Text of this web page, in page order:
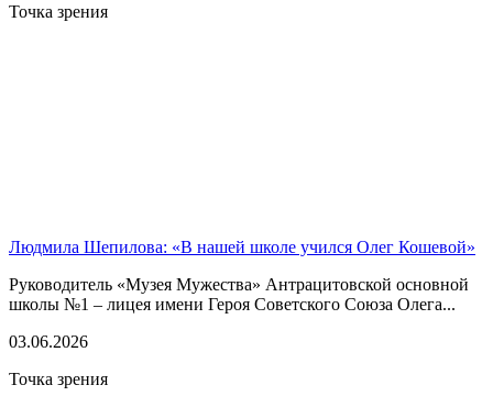
Точка зрения
Людмила Шепилова: «В нашей школе учился Олег Кошевой»
Руководитель «Музея Мужества» Антрацитовской основной
школы №1 – лицея имени Героя Советского Союза Олега...
03.06.2026
Точка зрения